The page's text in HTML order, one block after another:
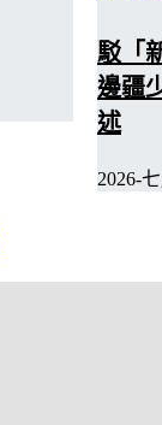
駁「
邊疆
述
2026-